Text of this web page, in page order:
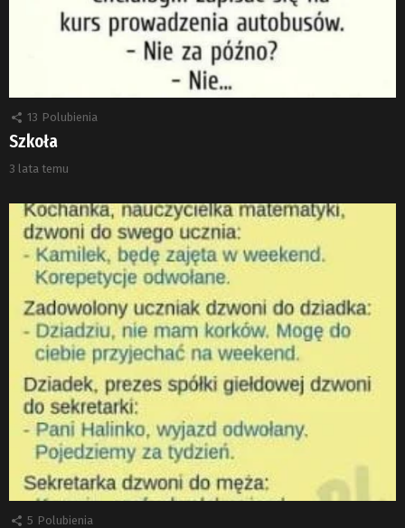
13 Polubienia
Szkoła
3 lata temu
5 Polubienia